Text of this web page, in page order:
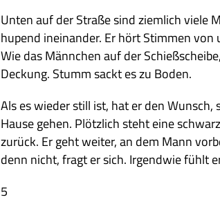
Unten auf der Straße sind ziem­lich viele
hupend inein­an­der. Er hört Stim­men von
Wie das Männ­chen auf der
Deckung. Stumm sackt es zu Boden.
Als es wie­der still ist, hat er den
Hause gehen. Plötz­lich steht eine
zurück. Er geht wei­ter, an dem Mann
denn nicht, fragt er sich. Irgend­wie fühlt
5